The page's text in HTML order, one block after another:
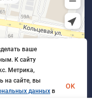
ваше
К cайту
Метрика,
на сайте, вы
данных в
OK